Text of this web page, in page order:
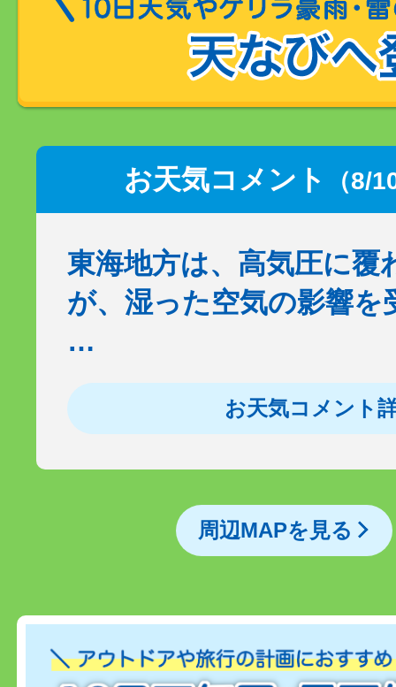
お天気コメント （8/
東海地方は、高気圧に覆
が、湿った空気の影響を
…
お天気コメント
周辺MAPを見る